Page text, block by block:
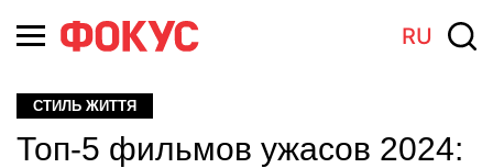
RU
СТИЛЬ ЖИТТЯ
Топ-5 фильмов ужасов 2024: